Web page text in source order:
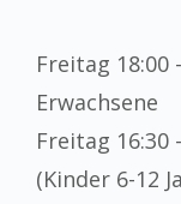
Freitag 18:00
Erwachsene
Freitag 16:30
(Kinder 6-12